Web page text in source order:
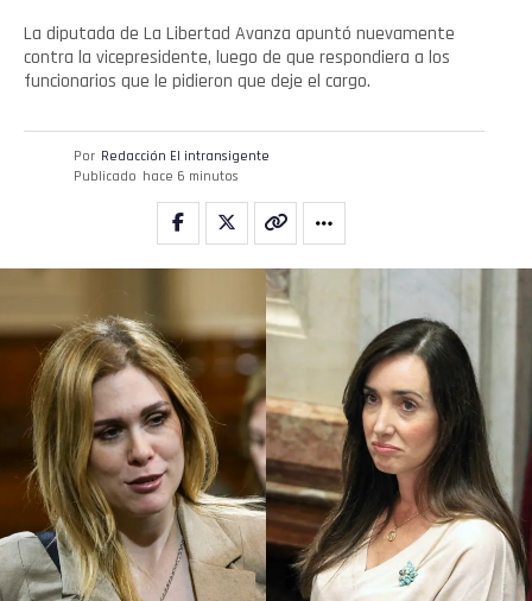
La diputada de La Libertad Avanza apuntó nuevamente
contra la vicepresidente, luego de que respondiera a los
funcionarios que le pidieron que deje el cargo.
Por Redacción El intransigente
Publicado hace 6 minutos